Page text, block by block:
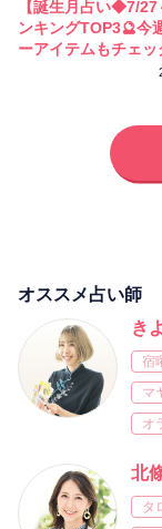
【誕生月占い◆7/27
ンキングTOP3🔮今
ーアイテムもチェッ
オススメ占い師
き
宿
マ
オ
北
タ